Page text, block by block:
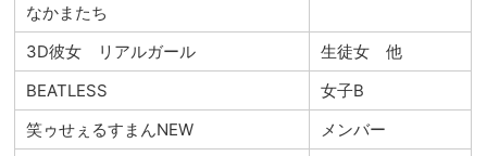
なかまたち
3D彼女 リアルガール
生徒女 他
BEATLESS
女子B
笑ゥせぇるすまんNEW
メンバー